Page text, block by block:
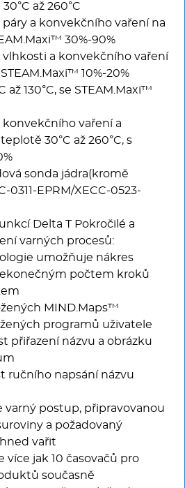
až 260°C
a konvekčního vaření na
30%-90%
a konvekčního vaření
10%-20%
až 130°C, se STEAM.Maxi™
vaření a
30°C až 260°C, s
sonda jádra(kromě
EPRM/XECC-0523-
Delta T Pokročilé a
varných procesů:
umožňuje nákres
počtem kroků
MIND.Maps™
programů uživatele
přiřazení názvu a obrázku
ručního napsání názvu
varný postup, připravovanou
a požadovaný
vařit
více jak 10 časovačů pro
současně